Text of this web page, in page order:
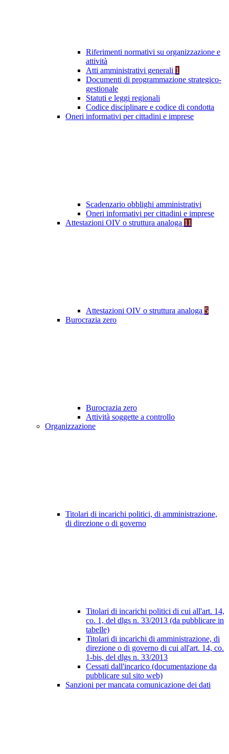
Riferimenti normativi su organizzazione e
attività
Atti amministrativi generali 1
Documenti di programmazione strategico-
gestionale
Statuti e leggi regionali
Codice disciplinare e codice di condotta
Oneri informativi per cittadini e imprese
Scadenzario obblighi amministrativi
Oneri informativi per cittadini e imprese
Attestazioni OIV o struttura analoga 11
Attestazioni OIV o struttura analoga 5
Burocrazia zero
Burocrazia zero
Attività soggette a controllo
Organizzazione
Titolari di incarichi politici, di amministrazione,
di direzione o di governo
Titolari di incarichi politici di cui all'art. 14,
co. 1, del dlgs n. 33/2013 (da pubblicare in
tabelle)
Titolari di incarichi di amministrazione, di
direzione o di governo di cui all'art. 14, co.
1-bis, del dlgs n. 33/2013
Cessati dall'incarico (documentazione da
pubblicare sul sito web)
Sanzioni per mancata comunicazione dei dati